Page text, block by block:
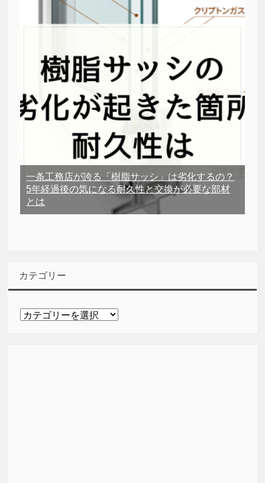
一条工務店が誇る「樹脂サッシ」は劣化するの？
5年経過後の気になる耐久性と交換が必要な部材
とは
カテゴリー
カ